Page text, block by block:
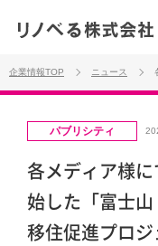
企業情報TOP ニュース
パブリシティ
各メディア様
始した「富士
移住促進プロ